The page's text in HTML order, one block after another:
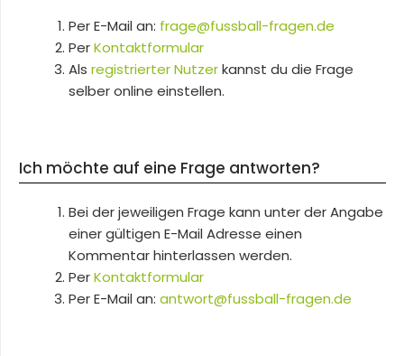
Per E-Mail an: frage@fussball-fragen.de
PerKontaktformular
Als registrierter Nutzerkannst du die Frage
selber online einstellen.
Ich möchte auf eine Frage antworten?
Bei der jeweiligen Frage kann unter der Angabe
einer gültigen E-Mail Adresse einen
Kommentar hinterlassen werden.
PerKontaktformular
Per E-Mail an: antwort@fussball-fragen.de